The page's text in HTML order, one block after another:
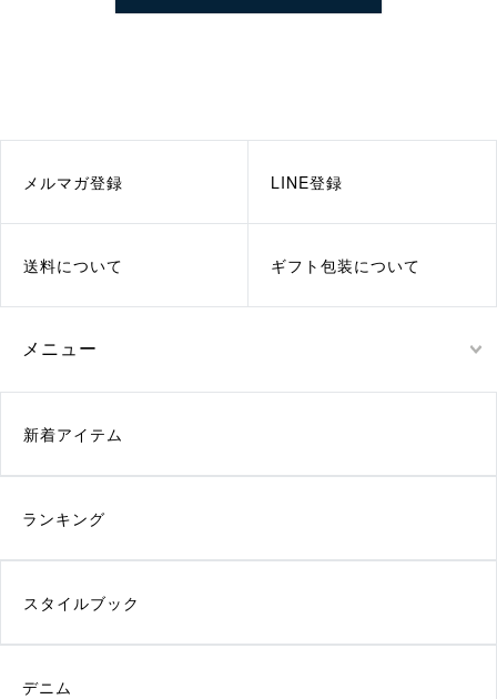
メルマガ登録 LINE登録
送料について ギフト包装について
メニュー
新着アイテム
ランキング
スタイルブック
デニム